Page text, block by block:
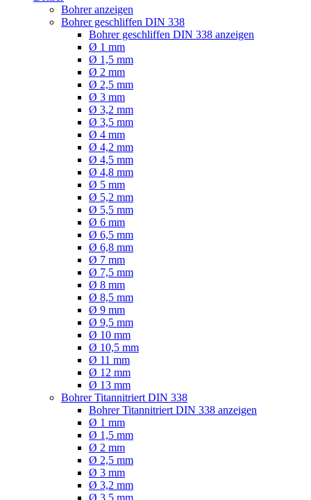
Bohrer anzeigen
Bohrer geschliffen DIN 338
Bohrer geschliffen DIN 338 anzeigen
Ø 1 mm
Ø 1,5 mm
Ø 2 mm
Ø 2,5 mm
Ø 3 mm
Ø 3,2 mm
Ø 3,5 mm
Ø 4 mm
Ø 4,2 mm
Ø 4,5 mm
Ø 4,8 mm
Ø 5 mm
Ø 5,2 mm
Ø 5,5 mm
Ø 6 mm
Ø 6,5 mm
Ø 6,8 mm
Ø 7 mm
Ø 7,5 mm
Ø 8 mm
Ø 8,5 mm
Ø 9 mm
Ø 9,5 mm
Ø 10 mm
Ø 10,5 mm
Ø 11 mm
Ø 12 mm
Ø 13 mm
Bohrer Titannitriert DIN 338
Bohrer Titannitriert DIN 338 anzeigen
Ø 1 mm
Ø 1,5 mm
Ø 2 mm
Ø 2,5 mm
Ø 3 mm
Ø 3,2 mm
Ø 3,5 mm